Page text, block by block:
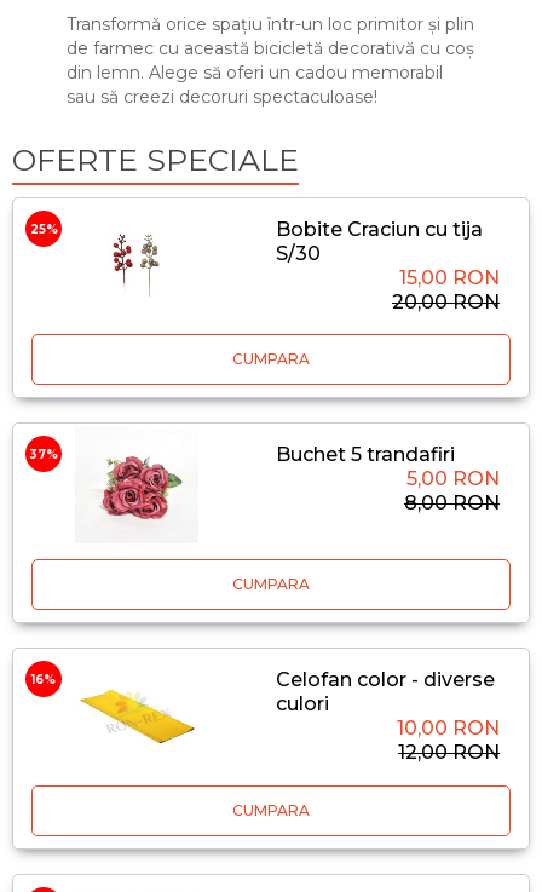
Transformă orice spațiu într-un loc primitor și plin
de farmec cu această bicicletă decorativă cu coș
din lemn. Alege să oferi un cadou memorabil
sau să creezi decoruri spectaculoase!
OFERTE SPECIALE
25%
Bobite Craciun cu tija
S/30
15,00 RON
20,00 RON
CUMPARA
37%
Buchet 5 trandafiri
5,00 RON
8,00 RON
CUMPARA
16%
Celofan color - diverse
culori
10,00 RON
12,00 RON
CUMPARA